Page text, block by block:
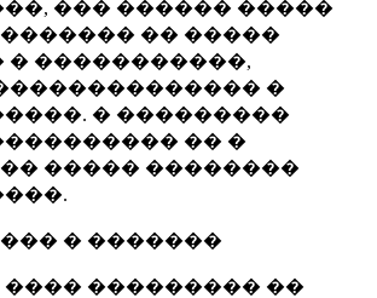
��� ������ �����
�� �����
� �����������,
�
� ���������
�� �
����� ��������
� �������
��������� ��